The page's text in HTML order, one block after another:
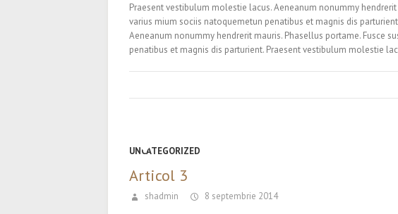
Praesent vestibulum molestie lacus. Aeneanum nonummy
varius mium sociis natoquemetun penatibus et magnis dis
Aeneanum nonummy hendrerit mauris. Phasellus portame. Fusce
penatibus et magnis dis parturient. Praesent vestibulum molestie
UNCATEGORIZED
Articol 3
shadmin 8 septembrie 2014